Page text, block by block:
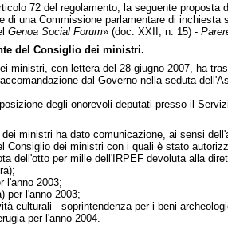
72 del regolamento, la seguente
di una Commissione parlamentare di
Genoa Social Forum» (doc. XXII, n. 15) -
del Consiglio dei ministri.
ministri, con lettera del 28 giugno 2007, ha
dal Governo nella seduta
degli onorevoli deputati presso il
dei ministri ha dato comunicazione, ai sensi
Consiglio dei ministri con i quali è stato
dell'otto per mille dell'IRPEF devoluta alla
l'anno 2003;
per l'anno 2003;
culturali - soprintendenza per i beni
per l'anno 2004.